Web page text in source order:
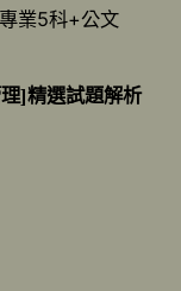
業5科+公文
]精選試題解析